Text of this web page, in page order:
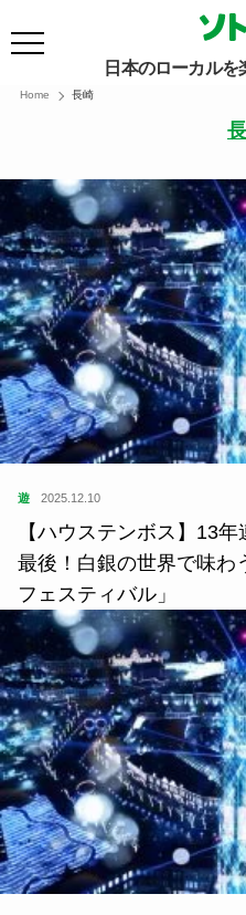
日本のローカルを
Home 長崎
遊 2025.12.10
【ハウステンボス】13
最後！白銀の世界で味わ
フェスティバル」